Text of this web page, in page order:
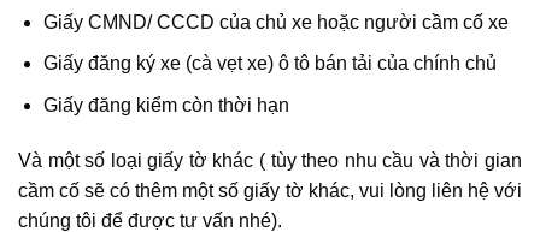
Giấy CMND/ CCCD của chủ xe hoặc người cầm cố xe
Giấy đăng ký xe (cà vẹt xe) ô tô bán tải của chính chủ
Giấy đăng kiểm còn thời hạn
Và một số loại giấy tờ khác ( tùy theo nhu cầu và thời gian
cầm cố sẽ có thêm một số giấy tờ khác, vui lòng liên hệ với
chúng tôi để được tư vấn nhé).